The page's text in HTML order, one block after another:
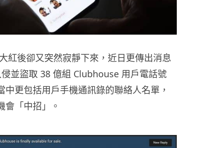
紅後卻又突然寂靜下來，近日更傳出消息
並盜取 38 億組 Clubhouse 用戶電話號
更包括用戶手機通訊錄的聯絡人名單，
會「中招」。